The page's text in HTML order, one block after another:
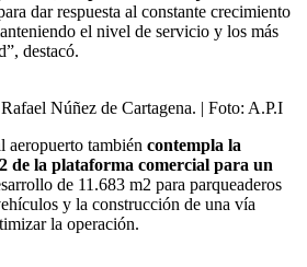
dar respuesta al constante crecimiento
el nivel de servicio y los más
destacó.
Núñez de Cartagena. | Foto: A.P.I
aeropuerto también contempla la
de la plataforma comercial para un
de 11.683 m2 para parqueaderos
y la construcción de una vía
la operación.